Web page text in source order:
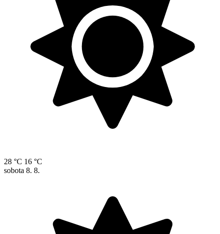
28 °C 16 °C
sobota 8. 8.